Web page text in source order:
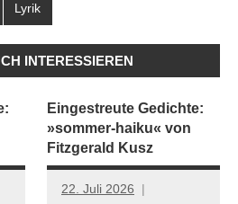
Lyrik
INTERESSIEREN
Eingestreute Gedichte:
»sommer-haiku« von
Fitzgerald Kusz
22. Juli 2026